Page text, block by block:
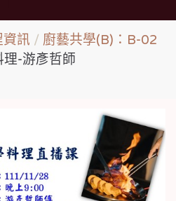
資訊
廚藝共學(B)：B-02
理-游彥哲師